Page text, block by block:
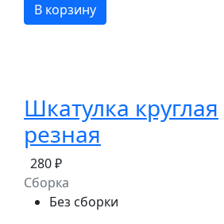
В корзину
Шкатулка круглая
резная
280 ₽
Сборка
Без сборки